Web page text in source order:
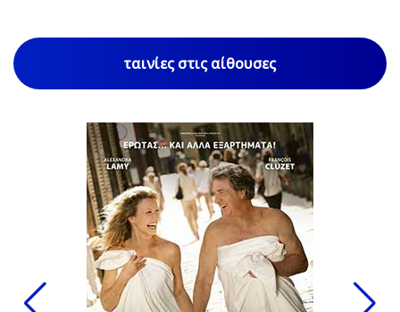
ταινίες στις αίθουσες